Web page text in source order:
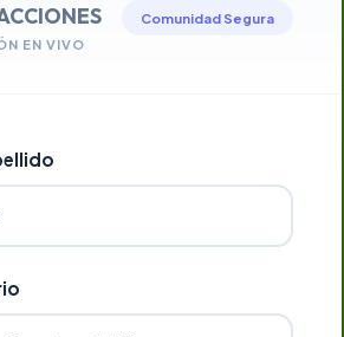
EN VIVO
Comunidad Segura